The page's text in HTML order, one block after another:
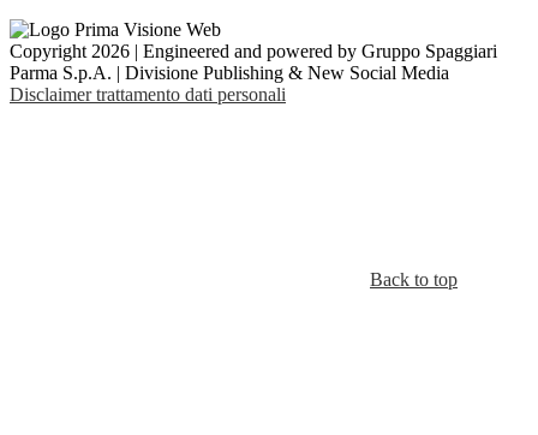
Copyright 2026 | Engineered and powered by Gruppo Spaggiari
Parma S.p.A. | Divisione Publishing & New Social Media
Disclaimer trattamento dati personali
Back to top